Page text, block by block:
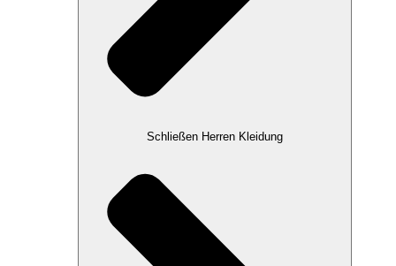
Schließen Herren Kleidung